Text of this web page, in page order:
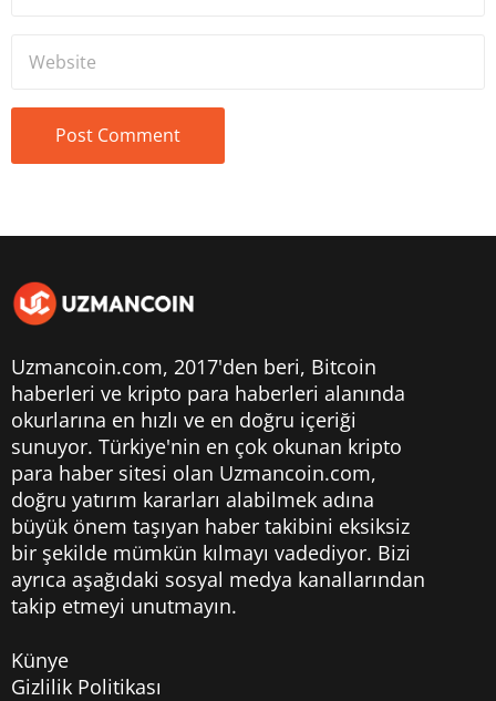
Uzmancoin.com, 2017'den beri, Bitcoin
haberleri ve kripto para haberleri alanında
okurlarına en hızlı ve en doğru içeriği
sunuyor. Türkiye'nin en çok okunan kripto
para haber sitesi olan Uzmancoin.com,
doğru yatırım kararları alabilmek adına
büyük önem taşıyan haber takibini eksiksiz
bir şekilde mümkün kılmayı vadediyor. Bizi
ayrıca aşağıdaki sosyal medya kanallarından
takip etmeyi unutmayın.
Künye
Gizlilik Politikası